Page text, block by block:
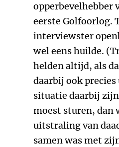
opperbevelhebber
eerste Golfoorlog.
interviewster
wel eens huilde.
helden altijd, als
daarbij ook
situatie daarbij
moest sturen, dan
uitstraling van
samen was met